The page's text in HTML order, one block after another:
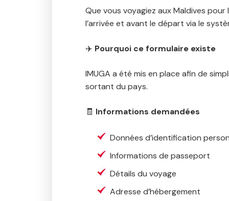
Que vous voyagiez aux Maldives
l’arrivée et avant le départ via le
✈️ Pourquoi ce formulaire existe
IMUGA a été mis en place afin de
sortant du pays.
🧾 Informations demandées
Données d’identification
Informations de passeport
Détails du voyage
Adresse d’hébergement